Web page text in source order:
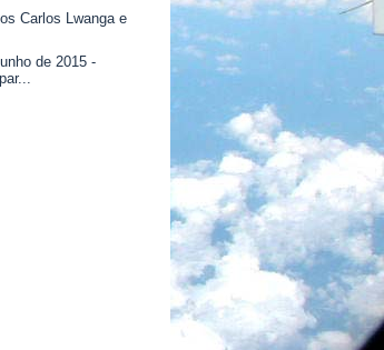
Carlos Lwanga e
de 2015 -